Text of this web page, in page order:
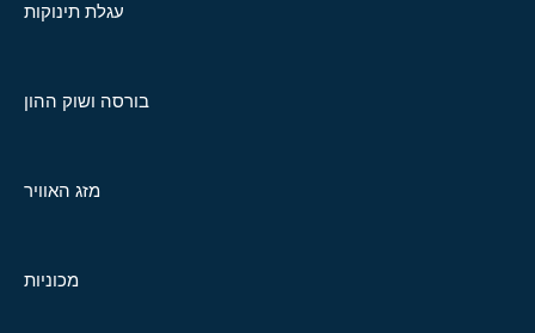
עגלת תינוקות
בורסה ושוק ההון
מזג האוויר
מכוניות